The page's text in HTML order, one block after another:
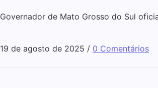
Governador de Mato Grosso do Sul
19 de agosto de 2025 / 0 Comentários